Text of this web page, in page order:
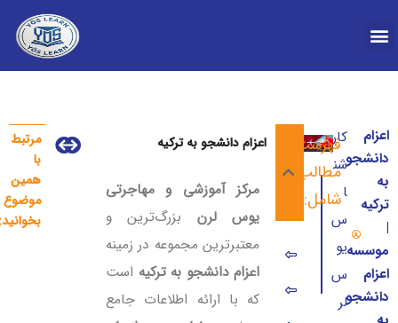
اعزام
دانشجو
به
ترکیه
|
موسسه
اعزام
دانشجو
کار
شن
ا
س
یو
س
لر
فهرست
مطالب
شامل:
راه های ورود به دانشگاه‌های ترکیه :
موسسه اعزام دانشجو به ترکیه در تهران
اعزام دانشجو به ترکیه
مرکز آموزشی و مهاجرتی
یوس لرن بزرگ‌ترین و
معتبرترین مجموعه در زمینه
اعزام دانشجو به ترکیه است
که با ارائه اطلاعات جامع
تحصیل
دانشگاه چانکایا ترکیه پذیرش
مرتبط
با
همین
موضوع